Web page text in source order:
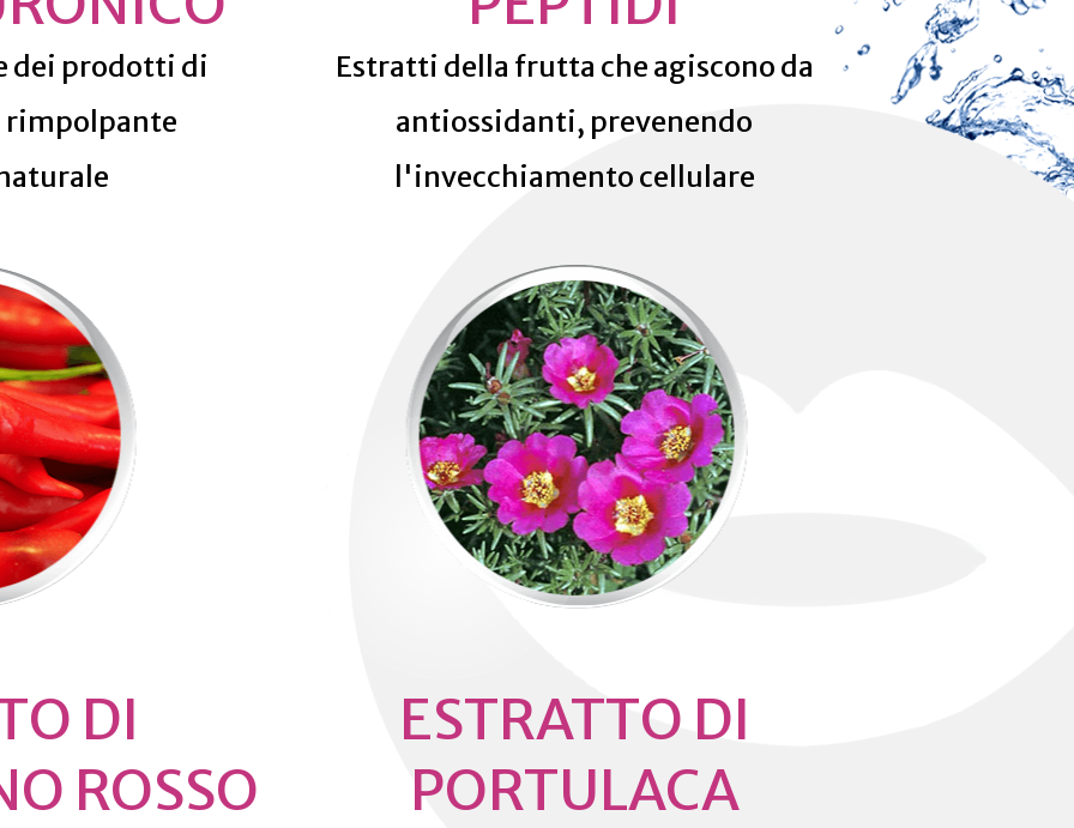
dei prodotti di
rimpolpante
Estratti della frutta che agiscono da
antiossidanti, prevenendo
l'invecchiamento cellulare
DI
ROSSO
ESTRATTO DI
PORTULACA